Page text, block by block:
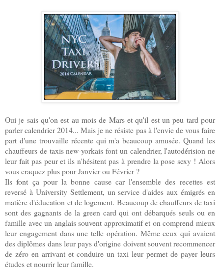
Oui je sais qu'on est au mois de Mars et qu'il est un peu tard pour
parler calendrier 2014... Mais je ne résiste pas à l'envie de vous faire
part d'une trouvaille récente qui m'a beaucoup amusée. Quand les
chauffeurs de taxis new-yorkais font un calendrier, l'autodérision ne
leur fait pas peur et ils n'hésitent pas à prendre la pose sexy ! Alors
vous craquez plus pour Janvier ou Février ?
Ils font ça pour la bonne cause car l'ensemble des recettes est
reversé à University Settlement, un service d'aides aux émigrés en
matière d'éducation et de logement. Beaucoup de chauffeurs de taxi
sont des gagnants de la green card qui ont débarqués seuls ou en
famille avec un anglais souvent approximatif et on comprend mieux
leur engagement dans une telle opération. Même ceux qui avaient
des diplômes dans leur pays d'origine doivent souvent recommencer
de zéro en arrivant et conduire un taxi leur permet de payer leurs
études et nourrir leur famille.